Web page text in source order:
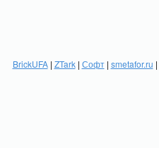
BrickUFA| ZTark| Софт| smetafor.ru |